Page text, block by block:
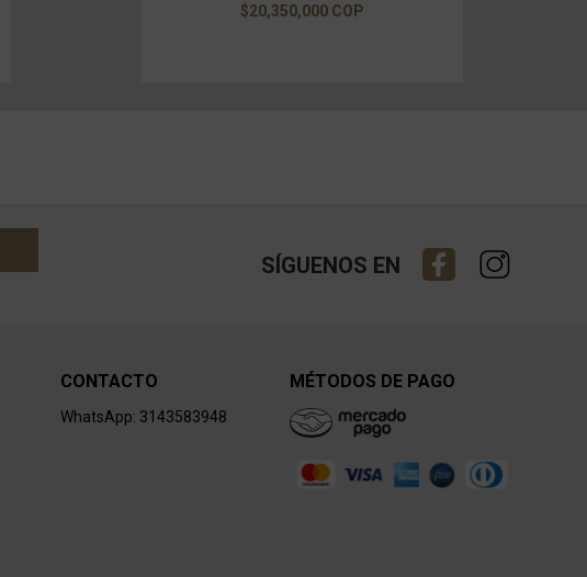
$20,350,000 COP
SÍGUENOS EN
CONTACTO
WhatsApp: 3143583948
MÉTODOS DE PAGO